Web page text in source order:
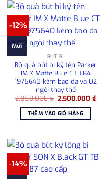
-12%
Mới
BÚT BI
Bộ quà bút bi ký tên Parker
IM X Matte Blue CT TB4
1975640 kèm bao da và 02
ngòi thay thế
2.850.000₫ Giá
là:
2.850.000 ₫.
2.500.000₫Giá
THÊM VÀO GIỎ HÀNG
-14%